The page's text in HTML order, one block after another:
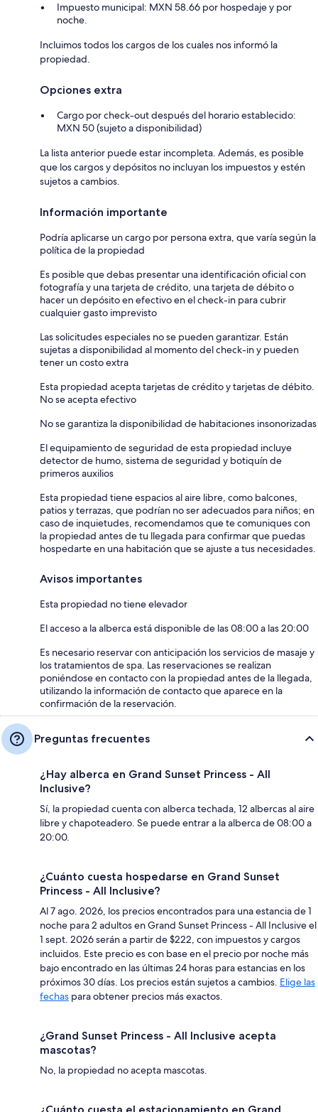
Impuesto municipal: MXN 58.66 por hospedaje y por
noche.
Incluimos todos los cargos de los cuales nos informó la
propiedad.
Opciones extra
Cargo por check-out después del horario establecido:
MXN 50 (sujeto a disponibilidad)
La lista anterior puede estar incompleta. Además, es posible
que los cargos y depósitos no incluyan los impuestos y estén
sujetos a cambios.
Información importante
Podría aplicarse un cargo por persona extra, que varía según la
política de la propiedad
Es posible que debas presentar una identificación oficial con
fotografía y una tarjeta de crédito, una tarjeta de débito o
hacer un depósito en efectivo en el check-in para cubrir
cualquier gasto imprevisto
Las solicitudes especiales no se pueden garantizar. Están
sujetas a disponibilidad al momento del check-in y pueden
tener un costo extra
Esta propiedad acepta tarjetas de crédito y tarjetas de débito.
No se acepta efectivo
No se garantiza la disponibilidad de habitaciones insonorizadas
El equipamiento de seguridad de esta propiedad incluye
detector de humo, sistema de seguridad y botiquín de
primeros auxilios
Esta propiedad tiene espacios al aire libre, como balcones,
patios y terrazas, que podrían no ser adecuados para niños; en
caso de inquietudes, recomendamos que te comuniques con
la propiedad antes de tu llegada para confirmar que puedas
hospedarte en una habitación que se ajuste a tus necesidades.
Avisos importantes
Esta propiedad no tiene elevador
El acceso a la alberca está disponible de las 08:00 a las 20:00
Es necesario reservar con anticipación los servicios de masaje y
los tratamientos de spa. Las reservaciones se realizan
poniéndose en contacto con la propiedad antes de la llegada,
utilizando la información de contacto que aparece en la
confirmación de la reservación.
Preguntas frecuentes
¿Hay alberca en Grand Sunset Princess - All
Inclusive?
Sí, la propiedad cuenta con alberca techada, 12 albercas al aire
libre y chapoteadero. Se puede entrar a la alberca de 08:00 a
20:00.
¿Cuánto cuesta hospedarse en Grand Sunset
Princess - All Inclusive?
Al 7 ago. 2026, los precios encontrados para una estancia de 1
noche para 2 adultos en Grand Sunset Princess - All Inclusive el
1 sept. 2026 serán a partir de $222, con impuestos y cargos
incluidos. Este precio es con base en el precio por noche más
bajo encontrado en las últimas 24 horas para estancias en los
próximos 30 días. Los precios están sujetos a cambios. Elige las
fechas para obtener precios más exactos.
¿Grand Sunset Princess - All Inclusive acepta
mascotas?
No, la propiedad no acepta mascotas.